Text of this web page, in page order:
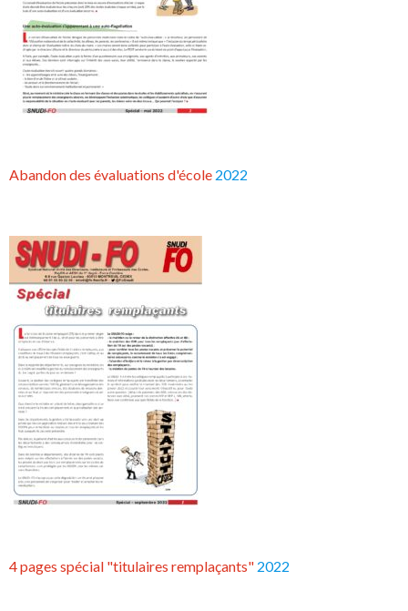
Abandon des évaluations d'école 2022
4 pages spécial "titulaires remplaçants" 2022